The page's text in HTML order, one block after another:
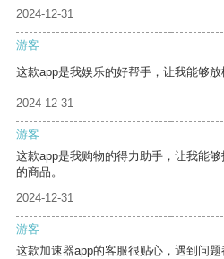
2024-12-31
游客
这款app是我娱乐的好帮手，让我能够放
2024-12-31
游客
这款app是我购物的得力助手，让我能
的商品。
2024-12-31
游客
这款加速器app的客服很贴心，遇到问